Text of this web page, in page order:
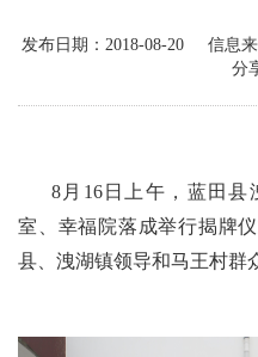
发布日期： 2018-08-20信息来
分
8月16日上午，蓝田县
室、幸福院落成举行揭牌
县、洩湖镇领导和马王村群